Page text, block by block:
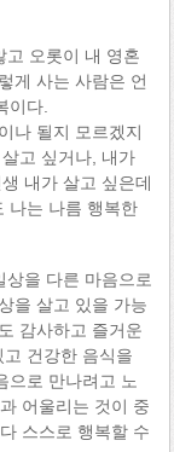
고 오롯이 내 영혼
게 사는 사람은 언
이다.
나 될지 모르겠지
고 싶거나, 내가
내가 살고 싶은데
나는 나름 행복한
을 다른 마음으로
을 살고 있을 가능
감사하고 즐거운
건강한 음식을
으로 만나려고 노
어울리는 것이 중
스스로 행복할 수